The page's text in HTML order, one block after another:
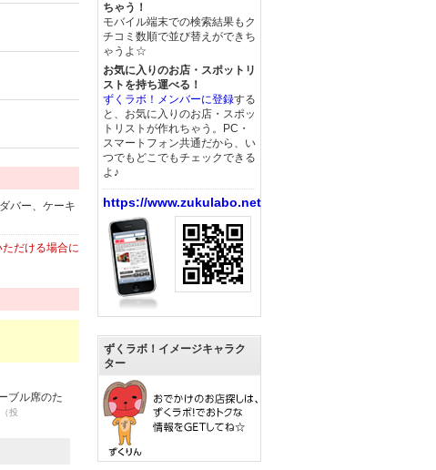
バー、ケーキ
だける場合に
ブル席のた
（投
ちゃう！
モバイル端末での検索結果もク
チコミ数順で並び替えができち
ゃうよ☆
お気に入りのお店・スポットリ
ストを持ち運べる！
ずくラボ！メンバーに登録する
と、お気に入りのお店・スポッ
トリストが作れちゃう。PC・
スマートフォン共通だから、い
つでもどこでもチェックできる
よ♪
https://www.zukulabo.net/
ずくラボ！イメージキャラク
ター